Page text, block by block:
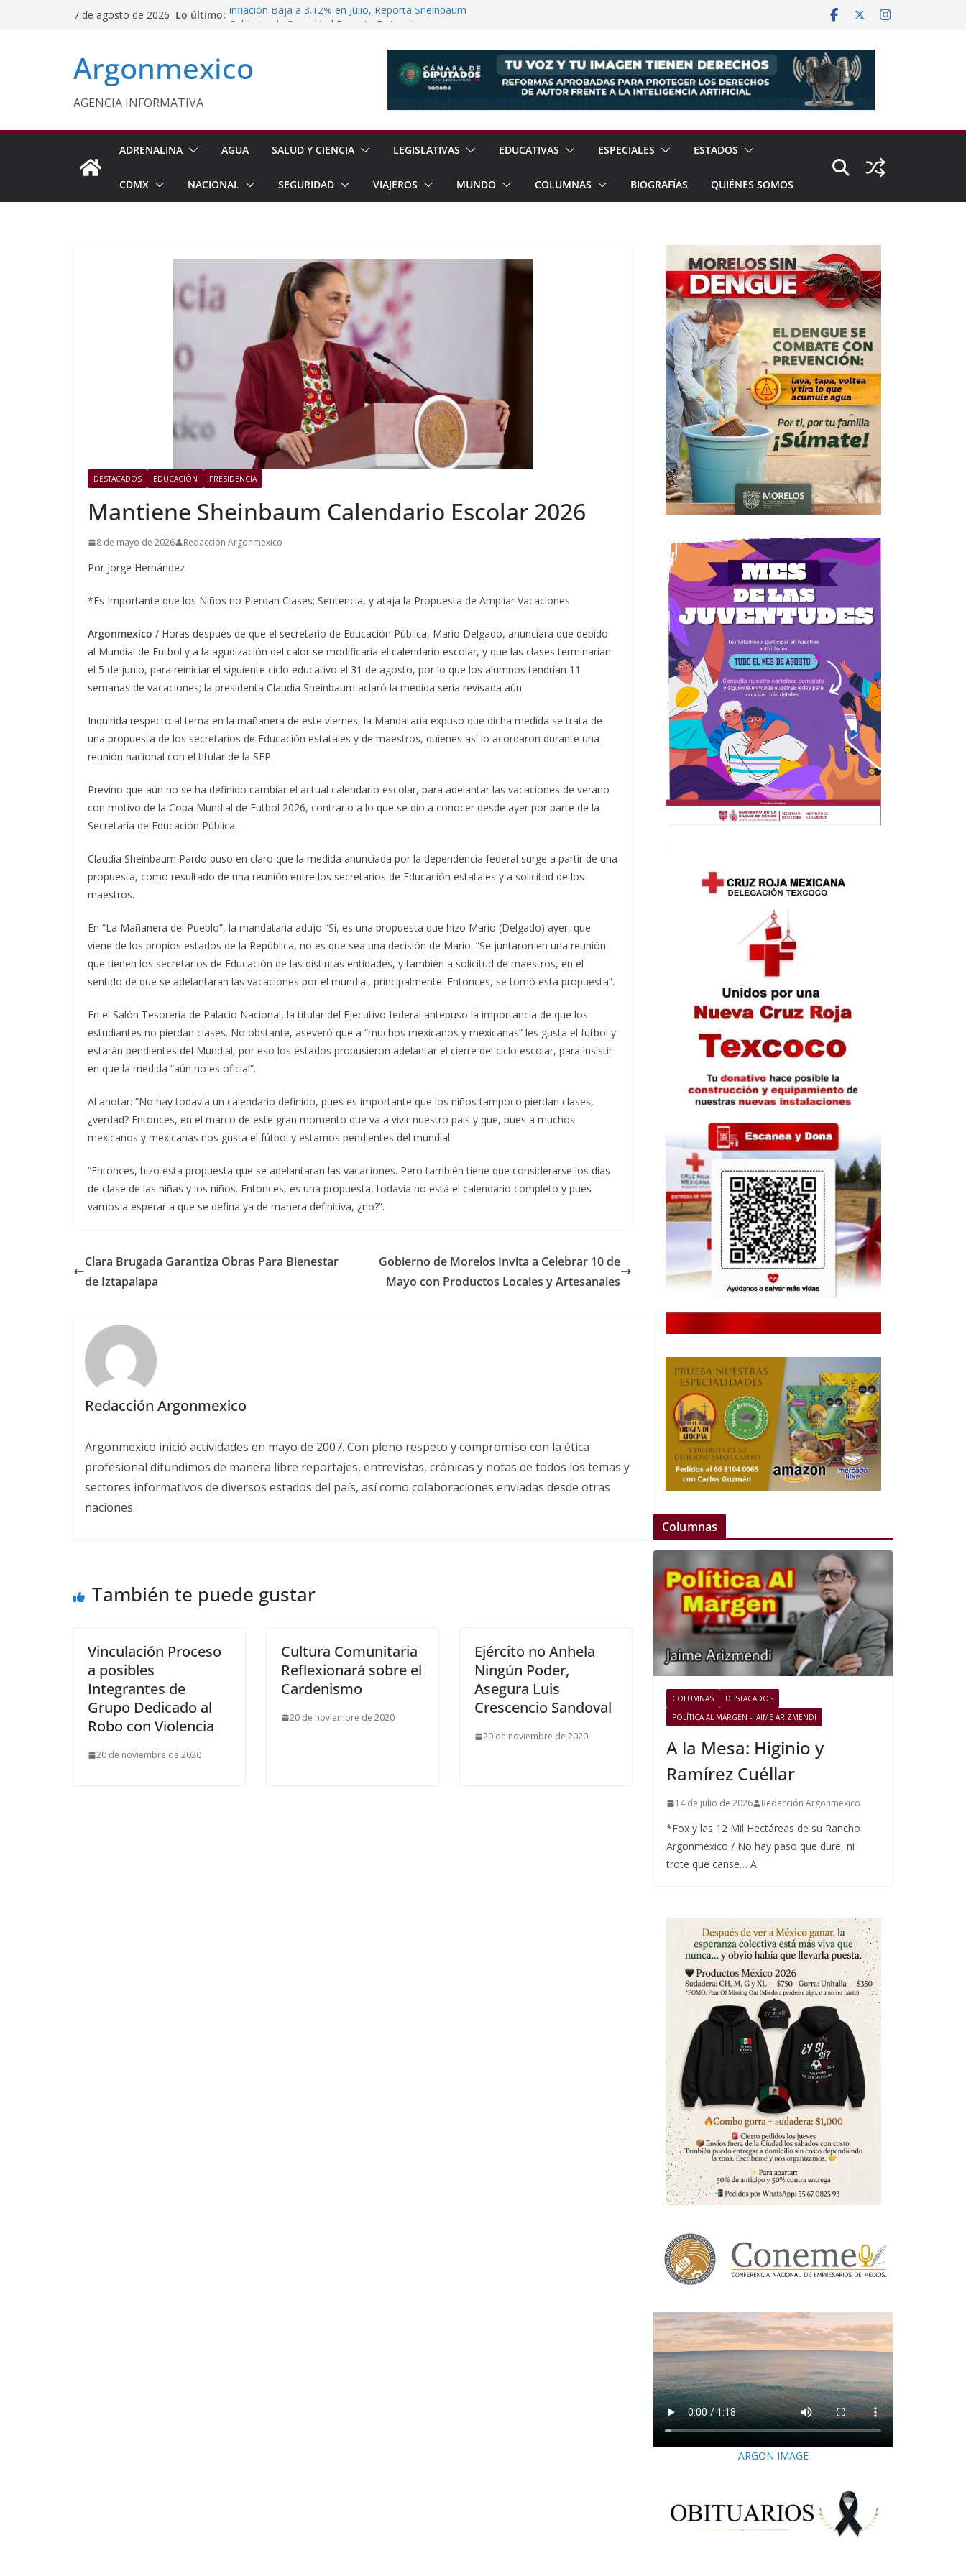
7 de agosto de 2026 Lo último: Inflación Baja a 3.12% en Julio, Reporta Sheinbaum
Morelos Será Sede de la XIX Copa Panamericana de Voleibol
Delfina Gómez y Sheinbaum Impulsan Obras y Apoyos Para
Argonmexico
AGENCIA INFORMATIVA
ADRENALINA AGUA SALUD Y CIENCIA LEGISLATIVAS EDUCATIVAS ESPECIALES ESTADOS
CDMX NACIONAL SEGURIDAD VIAJEROS MUNDO COLUMNAS BIOGRAFÍAS QUIÉNES SOMOS
DESTACADOS EDUCACIÓN PRESIDENCIA
Mantiene Sheinbaum Calendario Escolar 2026
8 de mayo de 2026 Redacción Argonmexico
Por Jorge Hernández
*Es Importante que los Niños no Pierdan Clases; Sentencia, y ataja la Propuesta de Ampliar Vacaciones
Argonmexico / Horas después de que el secretario de Educación Pública, Mario Delgado, anunciara que debido
al Mundial de Futbol y a la agudización del calor se modificaría el calendario escolar, y que las clases terminarían
el 5 de junio, para reiniciar el siguiente ciclo educativo el 31 de agosto, por lo que los alumnos tendrían 11
semanas de vacaciones; la presidenta Claudia Sheinbaum aclaró la medida sería revisada aún.
Inquirida respecto al tema en la mañanera de este viernes, la Mandataria expuso que dicha medida se trata de
una propuesta de los secretarios de Educación estatales y de maestros, quienes así lo acordaron durante una
reunión nacional con el titular de la SEP.
Previno que aún no se ha definido cambiar el actual calendario escolar, para adelantar las vacaciones de verano
con motivo de la Copa Mundial de Futbol 2026, contrario a lo que se dio a conocer desde ayer por parte de la
Secretaría de Educación Pública.
Claudia Sheinbaum Pardo puso en claro que la medida anunciada por la dependencia federal surge a partir de una
propuesta, como resultado de una reunión entre los secretarios de Educación estatales y a solicitud de los
maestros.
En “La Mañanera del Pueblo”, la mandataria adujo “Sí, es una propuesta que hizo Mario (Delgado) ayer, que
viene de los propios estados de la República, no es que sea una decisión de Mario. “Se juntaron en una reunión
que tienen los secretarios de Educación de las distintas entidades, y también a solicitud de maestros, en el
sentido de que se adelantaran las vacaciones por el mundial, principalmente. Entonces, se tomó esta propuesta”.
En el Salón Tesorería de Palacio Nacional, la titular del Ejecutivo federal antepuso la importancia de que los
estudiantes no pierdan clases. No obstante, aseveró que a “muchos mexicanos y mexicanas” les gusta el futbol y
estarán pendientes del Mundial, por eso los estados propusieron adelantar el cierre del ciclo escolar, para insistir
en que la medida “aún no es oficial”.
Al anotar: “No hay todavía un calendario definido, pues es importante que los niños tampoco pierdan clases,
¿verdad? Entonces, en el marco de este gran momento que va a vivir nuestro país y que, pues a muchos
mexicanos y mexicanas nos gusta el fútbol y estamos pendientes del mundial.
“Entonces, hizo esta propuesta que se adelantaran las vacaciones. Pero también tiene que considerarse los días
de clase de las niñas y los niños. Entonces, es una propuesta, todavía no está el calendario completo y pues
vamos a esperar a que se defina ya de manera definitiva, ¿no?”.
Clara Brugada Garantiza Obras Para Bienestar
de Iztapalapa
Gobierno de Morelos Invita a Celebrar 10 de
Mayo con Productos Locales y Artesanales
Redacción Argonmexico
Argonmexico inició actividades en mayo de 2007. Con pleno respeto y compromiso con la ética
profesional difundimos de manera libre reportajes, entrevistas, crónicas y notas de todos los temas y
sectores informativos de diversos estados del país, así como colaboraciones enviadas desde otras
naciones.
También te puede gustar
Vinculación Proceso
a posibles
Integrantes de
Grupo Dedicado al
Robo con Violencia
20 de noviembre de 2020
Cultura Comunitaria
Reflexionará sobre el
Cardenismo
20 de noviembre de 2020
Ejército no Anhela
Ningún Poder,
Asegura Luis
Crescencio Sandoval
20 de noviembre de 2020
Columnas
COLUMNAS
DESTACADOS
POLÍTICA AL MARGEN - JAIME ARIZMENDI
A la Mesa: Higinio y
Ramírez Cuéllar
14 de julio de 2026 Redacción Argonmexico
*Fox y las 12 Mil Hectáreas de su Rancho
Argonmexico / No hay paso que dure, ni
trote que canse… A
ARGON IMAGE